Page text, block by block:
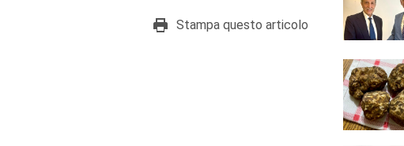
Stampa questo articolo